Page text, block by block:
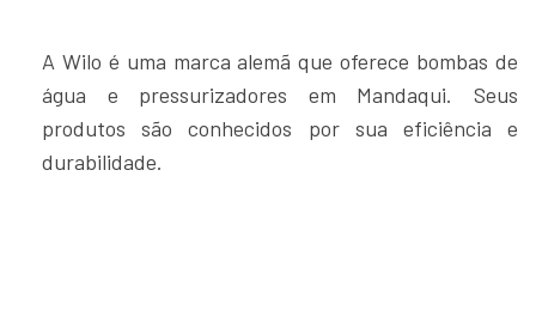
A Wilo é uma marca alemã que oferece bombas de
água e pressurizadores em Mandaqui. Seus
produtos são conhecidos por sua eficiência e
durabilidade.